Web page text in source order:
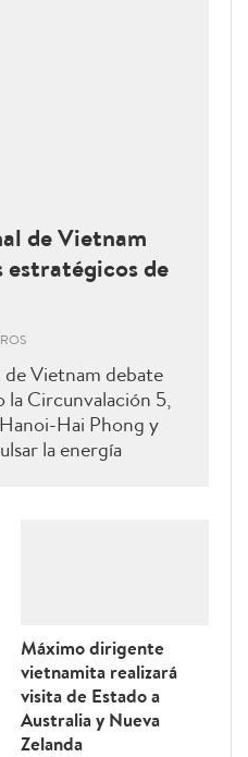
de Vietnam
de
de Vietnam debate
Circunvalación 5,
Hai Phong y
la energía
Máximo dirigente
vietnamita realizará
visita de Estado a
Australia y Nueva
Zelanda